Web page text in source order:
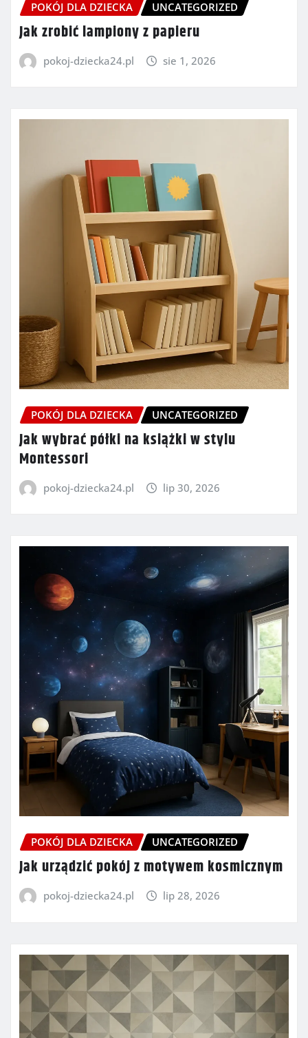
POKÓJ DLA DZIECKA UNCATEGORIZED
Jak zrobić lampiony z papieru
pokoj-dziecka24.pl sie 1, 2026
POKÓJ DLA DZIECKA UNCATEGORIZED
Jak wybrać półki na książki w stylu
Montessori
pokoj-dziecka24.pl lip 30, 2026
POKÓJ DLA DZIECKA UNCATEGORIZED
Jak urządzić pokój z motywem kosmicznym
pokoj-dziecka24.pl lip 28, 2026